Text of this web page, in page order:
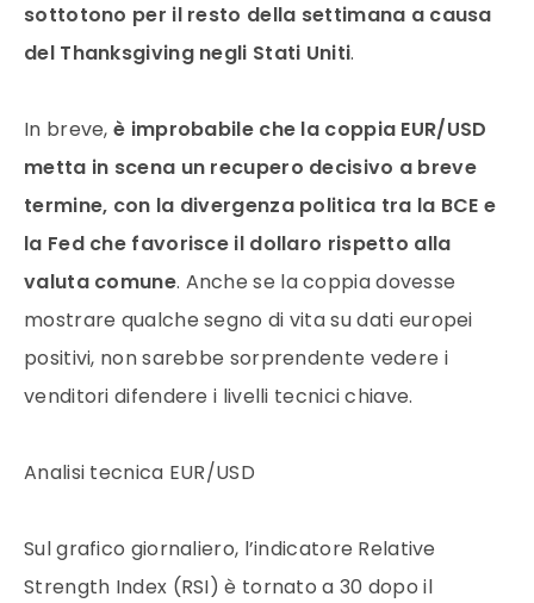
sottotono per il resto della settimana a causa
del Thanksgiving negli Stati Uniti.
In breve, è improbabile che la coppia EUR/USD
metta in scena un recupero decisivo a breve
termine, con la divergenza politica tra la BCE e
la Fed che favorisce il dollaro rispetto alla
valuta comune. Anche se la coppia dovesse
mostrare qualche segno di vita su dati europei
positivi, non sarebbe sorprendente vedere i
venditori difendere i livelli tecnici chiave.
Analisi tecnica EUR/USD
Sul grafico giornaliero, l’indicatore Relative
Strength Index (RSI) è tornato a 30 dopo il